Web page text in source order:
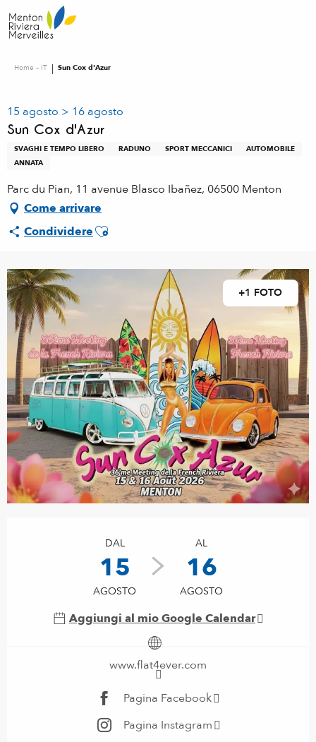
au
contenu
Home – IT Sun Cox d'Azur
15 agosto > 16 agosto
Sun Cox d'Azur
SVAGHI E TEMPO LIBERO RADUNO SPORT MECCANICI
AUTOMOBILE
ANNATA
Parc du Pian, 11 avenue Blasco Ibañez, 06500 Menton
Come arrivare
CondividereAjouter aux favoris
+1 FOTO
DAL
15
AGOSTO
AL
16
AGOSTO
Aggiungi al mio Google Calendar
www.flat4ever.com
Pagina Facebook
Pagina Instagram